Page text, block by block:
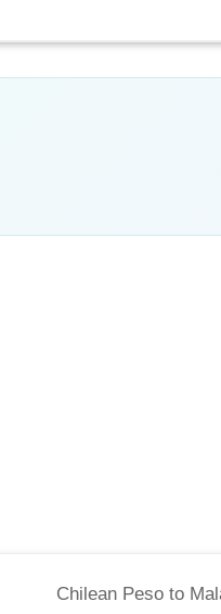
Chilean Peso to